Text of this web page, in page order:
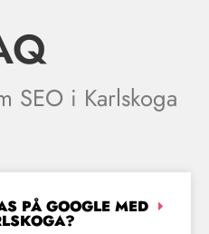
SEO i Karlskoga
PÅ GOOGLE MED